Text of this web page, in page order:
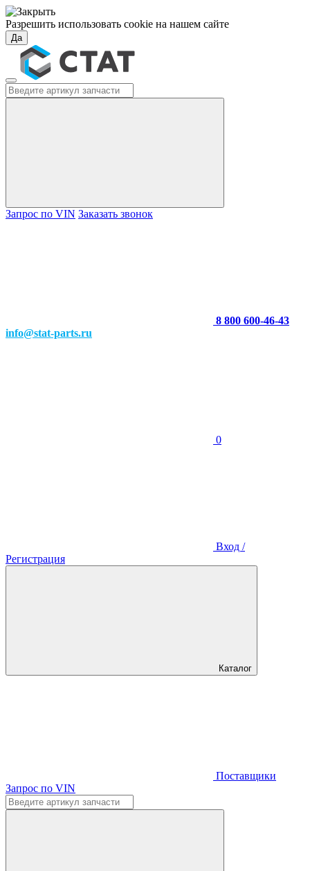
Разрешить использовать cookie на нашем сайте
Да
Запрос по VIN Заказать звонок
8 800 600-46-43
info@stat-parts.ru
0
Вход /
Регистрация
Каталог
Поставщики
Запрос по VIN